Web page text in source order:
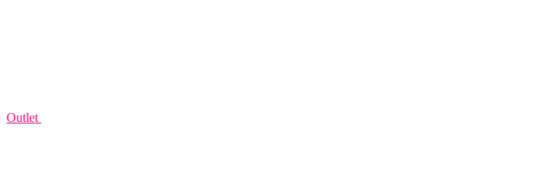
Outlet